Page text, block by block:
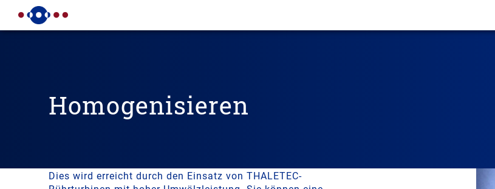
Homogenisieren
Dies wird erreicht durch den Einsatz von THALETEC-